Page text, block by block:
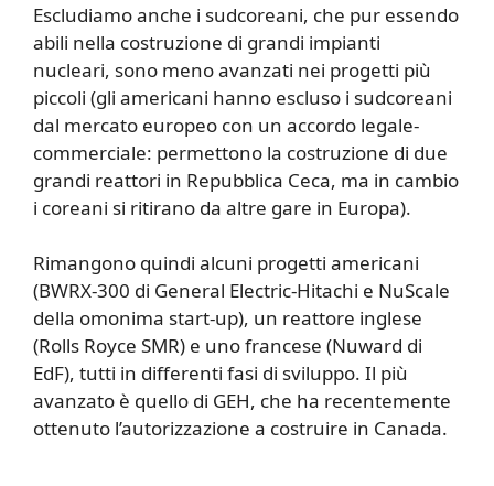
Escludiamo anche i sudcoreani, che pur essendo
abili nella costruzione di grandi impianti
nucleari, sono meno avanzati nei progetti più
piccoli (gli americani hanno escluso i sudcoreani
dal mercato europeo con un accordo legale-
commerciale: permettono la costruzione di due
grandi reattori in Repubblica Ceca, ma in cambio
i coreani si ritirano da altre gare in Europa).
Rimangono quindi alcuni progetti americani
(BWRX-300 di General Electric-Hitachi e NuScale
della omonima start-up), un reattore inglese
(Rolls Royce SMR) e uno francese (Nuward di
EdF), tutti in differenti fasi di sviluppo. Il più
avanzato è quello di GEH, che ha recentemente
ottenuto l’autorizzazione a costruire in Canada.